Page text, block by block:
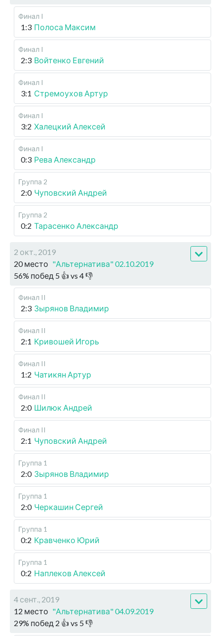
Финал I
1:3 Полоса Максим
Финал I
2:3 Войтенко Евгений
Финал I
3:1 Стремоухов Артур
Финал I
3:2 Халецкий Алексей
Финал I
0:3 Рева Александр
Группа 2
2:0 Чуповский Андрей
Группа 2
0:2 Тарасенко Александр
2 окт., 2019
20 место "Альтернатива" 02.10.2019
56% побед 5 👍 vs 4👎
Финал II
2:3 Зырянов Владимир
Финал II
2:1 Кривошей Игорь
Финал II
1:2 Чатикян Артур
Финал II
2:0 Шилюк Андрей
Финал II
2:1 Чуповский Андрей
Группа 1
2:0 Зырянов Владимир
Группа 1
2:0 Черкашин Сергей
Группа 1
0:2 Кравченко Юрий
Группа 1
0:2 Наплеков Алексей
4 сент., 2019
12 место "Альтернатива" 04.09.2019
29% побед 2 👍 vs 5 👎